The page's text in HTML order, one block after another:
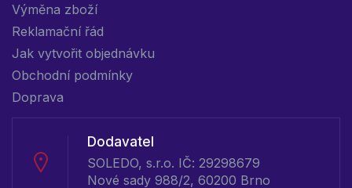
Výměna zboží
Reklamační řád
Jak vytvořit objednávku
Obchodní podmínky
Doprava
Dodavatel
SOLEDO, s.r.o. IČ: 29298679
Nové sady 988/2, 60200 Brno